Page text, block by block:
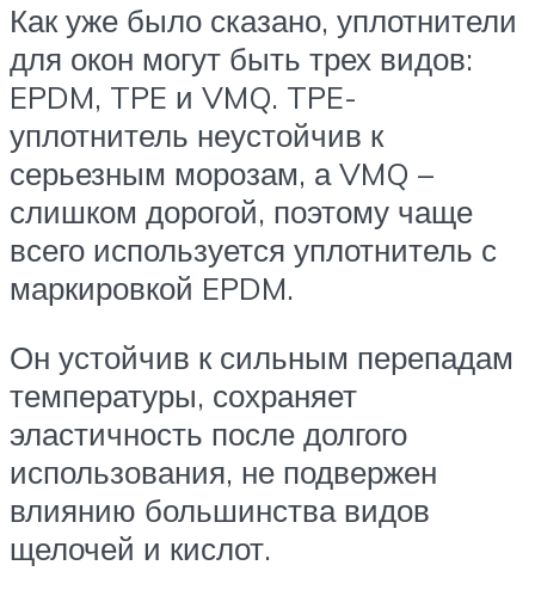
Как уже было сказано, уплотнители
для окон могут быть трех видов:
EPDM, TPE и VMQ. TPE-
уплотнитель неустойчив к
серьезным морозам, а VMQ –
слишком дорогой, поэтому чаще
всего используется уплотнитель с
маркировкой EPDM.
Он устойчив к сильным перепадам
температуры, сохраняет
эластичность после долгого
использования, не подвержен
влиянию большинства видов
щелочей и кислот.